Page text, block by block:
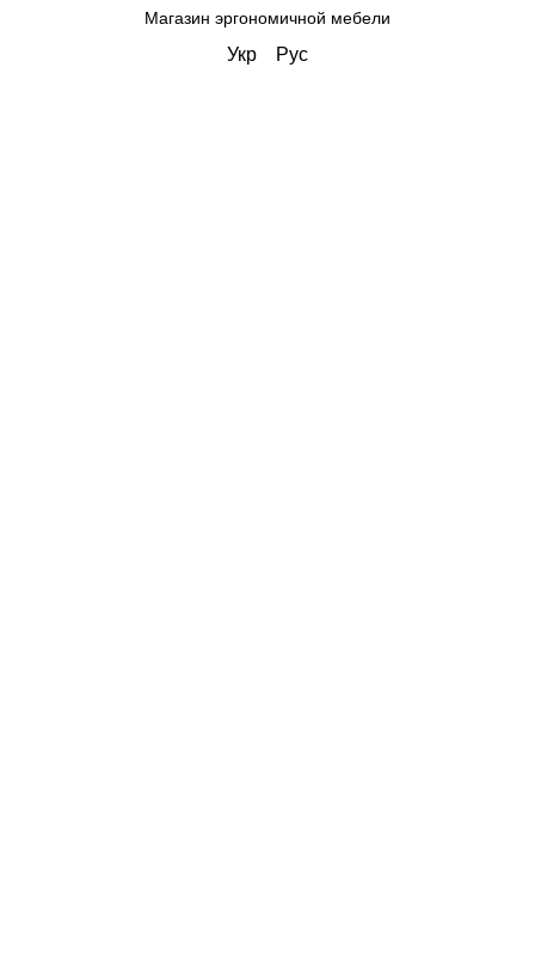
Магазин эргономичной мебели
Укр Рус